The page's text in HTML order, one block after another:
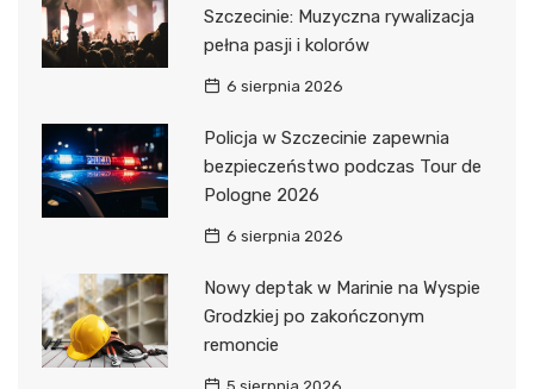
Szczecinie: Muzyczna rywalizacja
pełna pasji i kolorów
6 sierpnia 2026
Policja w Szczecinie zapewnia
bezpieczeństwo podczas Tour de
Pologne 2026
6 sierpnia 2026
Nowy deptak w Marinie na Wyspie
Grodzkiej po zakończonym
remoncie